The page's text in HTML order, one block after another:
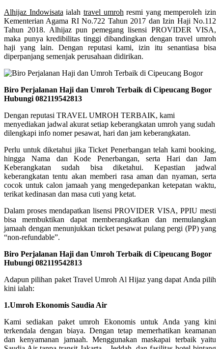
Alhijaz Indowisata ialah travel umroh resmi yang memperoleh izin
Kementerian Agama RI No.722 Tahun 2017 dan Izin Haji No.112
Tahun 2018. Alhijaz pun pemegang lisensi PROVIDER VISA,
maka punya kredibilitas tinggi dibandingkan dengan travel umroh
haji yang lain. Dengan reputasi kami, izin itu senantiasa bisa
diperpanjang semenjak perusahaan didirikan.
Biro Perjalanan Haji dan Umroh Terbaik di Cipeucang Bogor
Hubungi 082119542813
Dengan reputasi TRAVEL UMROH TERBAIK, kami
menyediakan jadwal akurat setiap keberangkatan umroh yang sudah
dilengkapi info nomer pesawat, hari dan jam keberangkatan.
Perlu untuk diketahui jika Ticket Penerbangan telah kami booking,
hingga Nama dan Kode Penerbangan, serta Hari dan Jam
Keberangkatan sudah bisa diketahui. Kepastian jadwal
keberangkatan tentu akan memberi rasa aman dan nyaman, serta
cocok untuk calon jamaah yang mengedepankan ketepatan waktu,
terikat kedinasan dan masa cuti yang ketat.
Dalam proses mendapatkan lisensi PROVIDER VISA, PPIU mesti
bisa membuktikan dapat memberangkatkan dan memulangkan
jamaah dengan menunjukkan ticket pesawat pulang pergi (PP) yang
“non-refundable”.
Biro Perjalanan Haji dan Umroh Terbaik di Cipeucang Bogor
Hubungi 082119542813
Adapun pilihan paket Travel Umroh Al Hijaz yang dapat Anda pilih
kini ialah:
1.Umroh Ekonomis Saudia Air
Kami sediakan paket umroh Ekonomis untuk Anda yang kini
terkendala dengan biaya. Dengan tetap memerhatikan keamanan
dan kenyamanan jamaah. Menggunakan maskapai terbaik yaitu